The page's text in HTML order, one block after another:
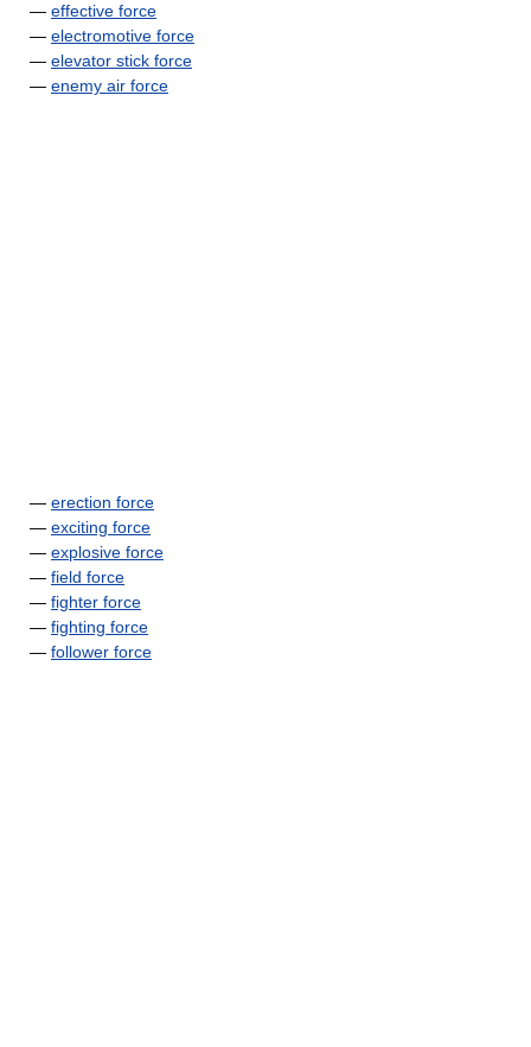
— effective force
— electromotive force
— elevator stick force
— enemy air force
— erection force
— exciting force
— explosive force
— field force
— fighter force
— fighting force
— follower force